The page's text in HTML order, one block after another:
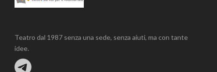
Teatro dal 1987 senza una sede, senza aiuti, ma con tante
idee.